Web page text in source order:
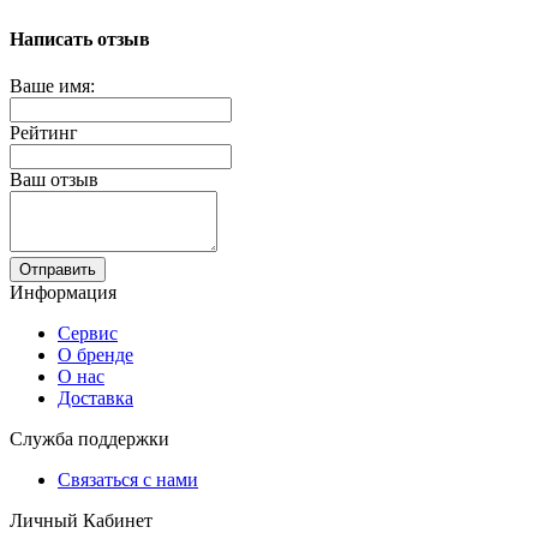
Написать отзыв
Ваше имя:
Рейтинг
Ваш отзыв
Отправить
Информация
Сервис
О бренде
О нас
Доставка
Служба поддержки
Связаться с нами
Личный Кабинет